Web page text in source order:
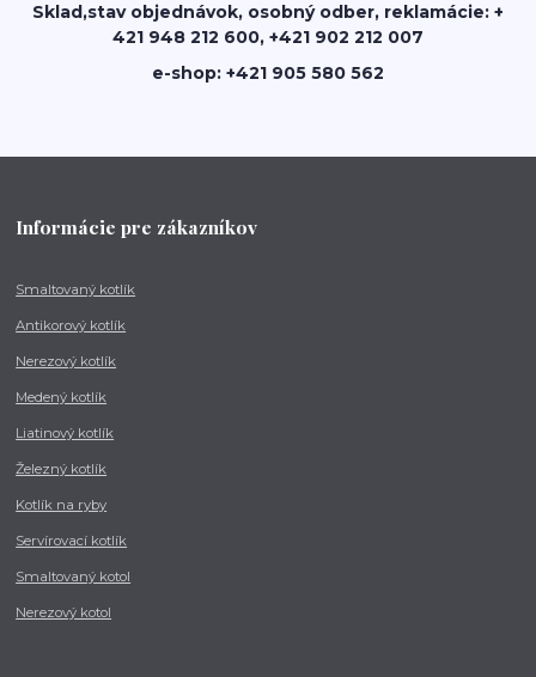
Sklad,stav objednávok, osobný odber, reklamácie: +
421 948 212 600, +421 902 212 007
e-shop: +421 905 580 562
Informácie pre zákazníkov
Smaltovaný kotlík
Antikorový kotlík
Nerezový kotlík
Medený kotlík
Liatinový kotlík
Železný kotlík
Kotlík na ryby
Servírovací kotlík
Smaltovaný kotol
Nerezový kotol